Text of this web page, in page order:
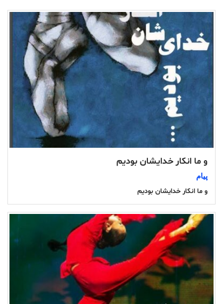
و ما انکار خدایشان بودیم
پیام
و ما انکار خدایشان بودیم